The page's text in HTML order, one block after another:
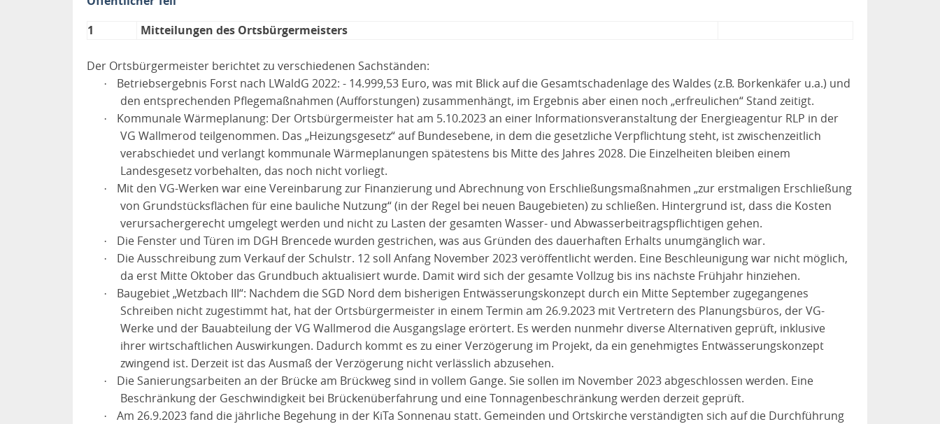
1
Mitteilungen des Ortsbürgermeisters
Der Ortsbürgermeister berichtet zu verschiedenen Sachständen:
·
Betriebsergebnis Forst nach LWaldG 2022: - 14.999,53 Euro, was mit Blick auf die Gesamtschadenlage des Waldes (z.B. Borkenkäfer u.a.) und
den entsprechenden Pflegemaßnahmen (Aufforstungen) zusammenhängt, im Ergebnis aber einen noch „erfreulichen“ Stand zeitigt.
·
Kommunale Wärmeplanung: Der Ortsbürgermeister hat am 5.10.2023 an einer Informationsveranstaltung der Energieagentur RLP in der
VG Wallmerod teilgenommen. Das „Heizungsgesetz“ auf Bundesebene, in dem die gesetzliche Verpflichtung steht, ist zwischenzeitlich
verabschiedet und verlangt kommunale Wärmeplanungen spätestens bis Mitte des Jahres 2028. Die Einzelheiten bleiben einem
Landesgesetz vorbehalten, das noch nicht vorliegt.
·
Mit den VG-Werken war eine Vereinbarung zur Finanzierung und Abrechnung von Erschließungsmaßnahmen „zur erstmaligen Erschließung
von Grundstücksflächen für eine bauliche Nutzung“ (in der Regel bei neuen Baugebieten) zu schließen. Hintergrund ist, dass die Kosten
verursachergerecht umgelegt werden und nicht zu Lasten der gesamten Wasser- und Abwasserbeitragspflichtigen gehen.
· Die Fenster und Türen im DGH Brencede wurden gestrichen, was aus Gründen des dauerhaften Erhalts unumgänglich war.
·
Die Ausschreibung zum Verkauf der Schulstr. 12 soll Anfang November 2023 veröffentlicht werden. Eine Beschleunigung war nicht möglich,
da erst Mitte Oktober das Grundbuch aktualisiert wurde. Damit wird sich der gesamte Vollzug bis ins nächste Frühjahr hinziehen.
·
Baugebiet „Wetzbach III“: Nachdem die SGD Nord dem bisherigen Entwässerungskonzept durch ein Mitte September zugegangenes
Schreiben nicht zugestimmt hat, hat der Ortsbürgermeister in einem Termin am 26.9.2023 mit Vertretern des Planungsbüros, der VG-
Werke und der Bauabteilung der VG Wallmerod die Ausgangslage erörtert. Es werden nunmehr diverse Alternativen geprüft, inklusive
ihrer wirtschaftlichen Auswirkungen. Dadurch kommt es zu einer Verzögerung im Projekt, da ein genehmigtes Entwässerungskonzept
zwingend ist. Derzeit ist das Ausmaß der Verzögerung nicht verlässlich abzusehen.
·
Die Sanierungsarbeiten an der Brücke am Brückweg sind in vollem Gange. Sie sollen im November 2023 abgeschlossen werden. Eine
Beschränkung der Geschwindigkeit bei Brückenüberfahrung und eine Tonnagenbeschränkung werden derzeit geprüft.
·
Am 26.9.2023 fand die jährliche Begehung in der KiTa Sonnenau statt. Gemeinden und Ortskirche verständigten sich auf die Durchführung